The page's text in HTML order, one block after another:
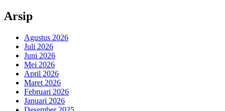
Arsip
Agustus 2026
Juli 2026
Juni 2026
Mei 2026
April 2026
Maret 2026
Februari 2026
Januari 2026